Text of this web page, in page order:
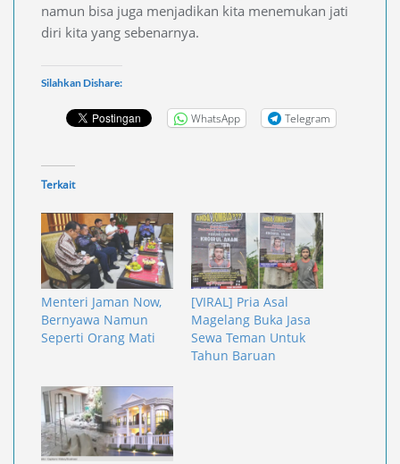
namun bisa juga menjadikan kita menemukan jati
diri kita yang sebenarnya.
Silahkan Dishare:
WhatsApp Telegram
Terkait
Menteri Jaman Now,
Bernyawa Namun
Seperti Orang Mati
[VIRAL] Pria Asal
Magelang Buka Jasa
Sewa Teman Untuk
Tahun Baruan